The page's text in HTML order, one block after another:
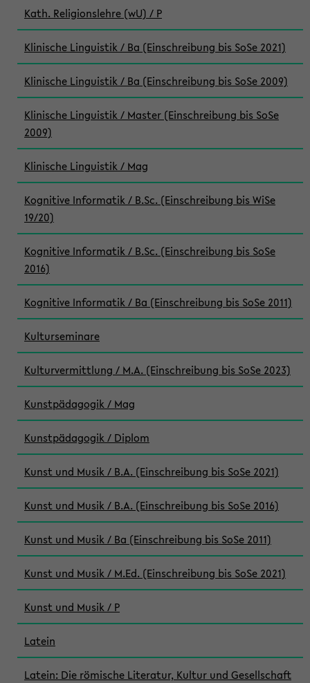
Kath. Religionslehre (wU) / P
Klinische Linguistik / Ba (Einschreibung bis SoSe 2021)
Klinische Linguistik / Ba (Einschreibung bis SoSe 2009)
Klinische Linguistik / Master (Einschreibung bis SoSe
2009)
Klinische Linguistik / Mag
Kognitive Informatik / B.Sc. (Einschreibung bis WiSe
19/20)
Kognitive Informatik / B.Sc. (Einschreibung bis SoSe
2016)
Kognitive Informatik / Ba (Einschreibung bis SoSe 2011)
Kulturseminare
Kulturvermittlung / M.A. (Einschreibung bis SoSe 2023)
Kunstpädagogik / Mag
Kunstpädagogik / Diplom
Kunst und Musik / B.A. (Einschreibung bis SoSe 2021)
Kunst und Musik / B.A. (Einschreibung bis SoSe 2016)
Kunst und Musik / Ba (Einschreibung bis SoSe 2011)
Kunst und Musik / M.Ed. (Einschreibung bis SoSe 2021)
Kunst und Musik / P
Latein
Latein: Die römische Literatur, Kultur und Gesellschaft